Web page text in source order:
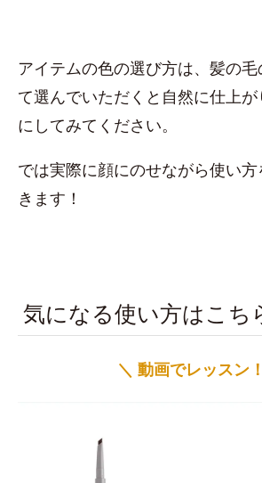
アイテムの色の選び方は、髪の
て選んでいただくと自然に仕上
にしてみてください。
では実際に顔にのせながら使い
きます！
気になる使い方はこち
＼ 動画でレッスン